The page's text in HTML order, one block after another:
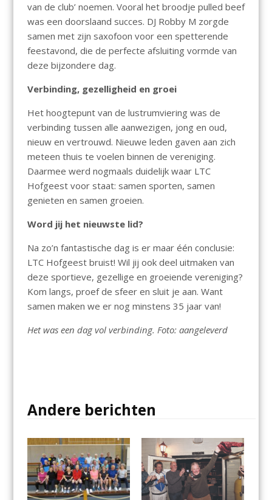
van de club’ noemen. Vooral het broodje pulled beef
was een doorslaand succes. DJ Robby M zorgde
samen met zijn saxofoon voor een spetterende
feestavond, die de perfecte afsluiting vormde van
deze bijzondere dag.
Verbinding, gezelligheid en groei
Het hoogtepunt van de lustrumviering was de
verbinding tussen alle aanwezigen, jong en oud,
nieuw en vertrouwd. Nieuwe leden gaven aan zich
meteen thuis te voelen binnen de vereniging.
Daarmee werd nogmaals duidelijk waar LTC
Hofgeest voor staat: samen sporten, samen
genieten en samen groeien.
Word jij het nieuwste lid?
Na zo’n fantastische dag is er maar één conclusie:
LTC Hofgeest bruist! Wil jij ook deel uitmaken van
deze sportieve, gezellige en groeiende vereniging?
Kom langs, proef de sfeer en sluit je aan. Want
samen maken we er nog minstens 35 jaar van!
Het was een dag vol verbinding. Foto: aangeleverd
Andere berichten